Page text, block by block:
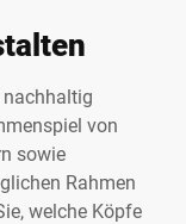
von
sowie
Rahmen
welche Köpfe